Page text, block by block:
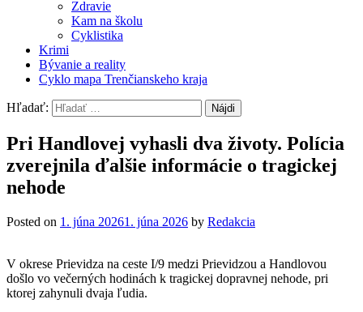
Zdravie
Kam na školu
Cyklistika
Krimi
Bývanie a reality
Cyklo mapa Trenčianskeho kraja
Hľadať:
Pri Handlovej vyhasli dva životy. Polícia
zverejnila ďalšie informácie o tragickej
nehode
Posted on 1. júna 20261. júna 2026 by Redakcia
V okrese Prievidza na ceste I/9 medzi Prievidzou a Handlovou
došlo vo večerných hodinách k tragickej dopravnej nehode, pri
ktorej zahynuli dvaja ľudia.